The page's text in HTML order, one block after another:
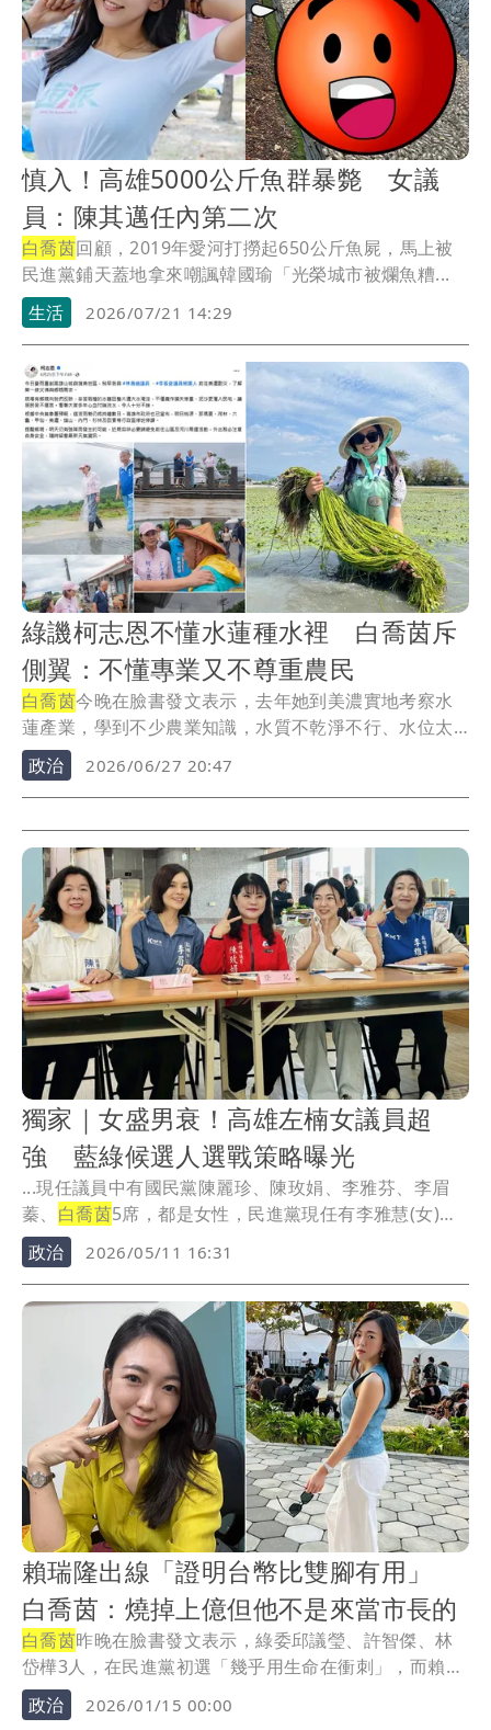
慎入！高雄5000公斤魚群暴斃 女議
員：陳其邁任內第二次
白喬茵回顧，2019年愛河打撈起650公斤魚屍，馬上被
民進黨鋪天蓋地拿來嘲諷韓國瑜「光榮城市被爛魚糟...
生活
2026/07/21 14:29
綠譏柯志恩不懂水蓮種水裡 白喬茵斥
側翼：不懂專業又不尊重農民
白喬茵今晚在臉書發文表示，去年她到美濃實地考察水
蓮產業，學到不少農業知識，水質不乾淨不行、水位太
高不...
政治 2026/06/27 20:47
獨家｜女盛男衰！高雄左楠女議員超
強 藍綠候選人選戰策略曝光
...現任議員中有國民黨陳麗珍、陳玫娟、李雅芬、李眉
蓁、 白喬茵5席，都是女性，民進黨現任有李雅慧(女)、
黃...
政治 2026/05/11 16:31
賴瑞隆出線「證明台幣比雙腳有用」
白喬茵：燒掉上億但他不是來當市長的
白喬茵昨晚在臉書發文表示，綠委邱議瑩、許智傑、林
岱樺3人，在民進黨初選「幾乎用生命在衝刺」，而賴瑞
隆...
政治 2026/01/15 00:00